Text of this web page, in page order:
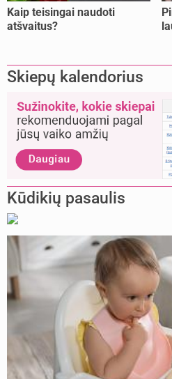
Kaip teisingai naudoti
atšvaitus?
Skiepų kalendorius
Kūdikių pasaulis